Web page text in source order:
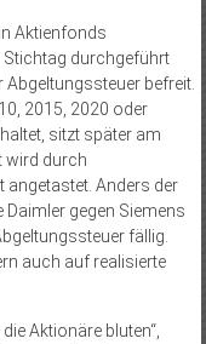
Aktienfonds
Stichtag durchgeführt
Abgeltungssteuer befreit.
2015, 2020 oder
sitzt später am
wird durch
Anders der
gegen Siemens
fällig.
auch auf realisierte
Aktionäre bluten“,